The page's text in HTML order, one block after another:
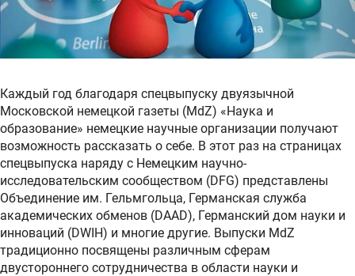
Каждый год благодаря спецвыпуску двуязычной
Московской немецкой газеты (MdZ) «Наука и
образование» немецкие научные организации получают
возможность рассказать о себе. В этот раз на страницах
спецвыпуска наряду с Немецким научно-
исследовательским сообществом (DFG) представлены
Объединение им. Гельмгольца, Германская служба
академических обменов (DAAD), Германский дом науки и
инноваций (DWIH) и многие другие. Выпуски MdZ
традиционно посвящены различным сферам
двустороннего сотрудничества в области науки и